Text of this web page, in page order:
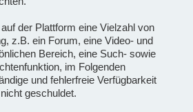
der Plattform eine Vielzahl von
z.B. ein Forum, eine Video- und
Bereich, eine Such- sowie
im Folgenden
und fehlerfreie Verfügbarkeit
geschuldet.